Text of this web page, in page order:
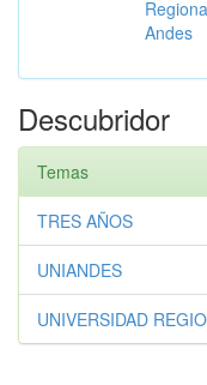
Andes
Descubridor
Temas
TRES AÑOS
UNIANDES
UNIVERSIDAD